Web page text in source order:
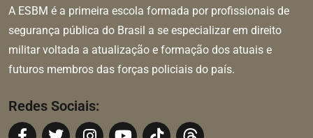
A ESBM é a primeira escola formada por profissionais de
segurança pública do Brasil a se especializar em direito
militar voltada a atualização e formação dos atuais e
futuros membros das forças policiais do país.
Redes Sociais: